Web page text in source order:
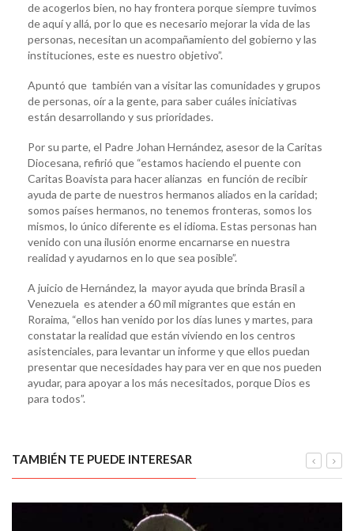
de acogerlos bien, no hay frontera porque siempre tuvimos
de aquí y allá, por lo que es necesario mejorar la vida de las
personas, necesitan un acompañamiento del gobierno y las
instituciones, este es nuestro objetivo”.
Apuntó que también van a visitar las comunidades y grupos
de personas, oír a la gente, para saber cuáles iniciativas
están desarrollando y sus prioridades.
Por su parte, el Padre Johan Hernández, asesor de la Caritas
Diocesana, refirió que “estamos haciendo el puente con
Caritas Boavista para hacer alianzas en función de recibir
ayuda de parte de nuestros hermanos aliados en la caridad;
somos países hermanos, no tenemos fronteras, somos los
mismos, lo único diferente es el idioma. Estas personas han
venido con una ilusión enorme encarnarse en nuestra
realidad y ayudarnos en lo que sea posible”.
A juicio de Hernández, la mayor ayuda que brinda Brasil a
Venezuela es atender a 60 mil migrantes que están en
Roraima, “ellos han venido por los días lunes y martes, para
constatar la realidad que están viviendo en los centros
asistenciales, para levantar un informe y que ellos puedan
presentar que necesidades hay para ver en que nos pueden
ayudar, para apoyar a los más necesitados, porque Dios es
para todos”.
TAMBIÉN TE PUEDE INTERESAR